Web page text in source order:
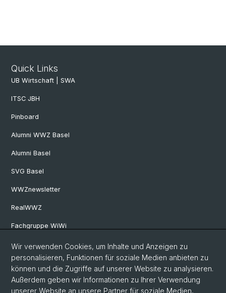
Quick Links
UB Wirtschaft | SWA
ITSC JBH
Pinboard
Alumni WWZ Basel
Alumni Basel
SVG Basel
WWZnewsletter
RealWWZ
Fachgruppe WiWi
Social Media
LinkedIn
Wir verwenden Cookies, um Inhalte und Anzeigen zu
personalisieren, Funktionen für soziale Medien anbieten zu
können und die Zugriffe auf unserer Website zu analysieren.
Außerdem geben wir Informationen zu Ihrer Verwendung
unserer Website an unsere Partner für soziale Medien,